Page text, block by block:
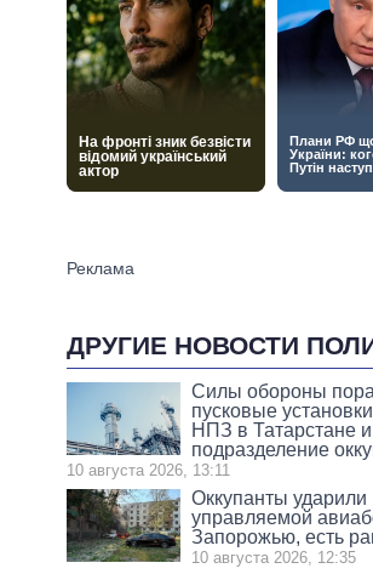
ДРУГИЕ НОВОСТИ
Силы обороны
пусковые
НПЗ в Татарстане и
подразделение
10 августа 2026, 13:11
Оккупанты ударили
управляемой
Запорожью, есть
10 августа 2026, 12:35